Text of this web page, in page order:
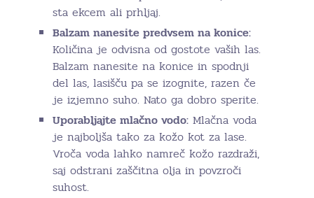
sta ekcem ali prhljaj.
Balzam nanesite predvsem na konice:
Količina je odvisna od gostote vaših las.
Balzam nanesite na konice in spodnji
del las, lasišču pa se izognite, razen če
je izjemno suho. Nato ga dobro sperite.
Uporabljajte mlačno vodo: Mlačna voda
je najboljša tako za kožo kot za lase.
Vroča voda lahko namreč kožo razdraži,
saj odstrani zaščitna olja in povzroči
suhost.